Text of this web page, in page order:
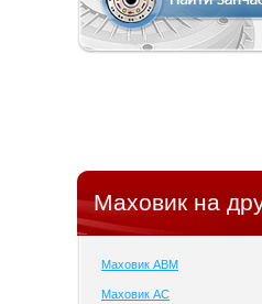
Маховик на
Маховик ABM
Маховик AC